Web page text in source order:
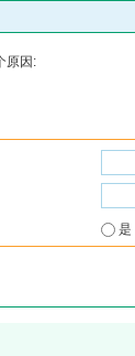
原因: